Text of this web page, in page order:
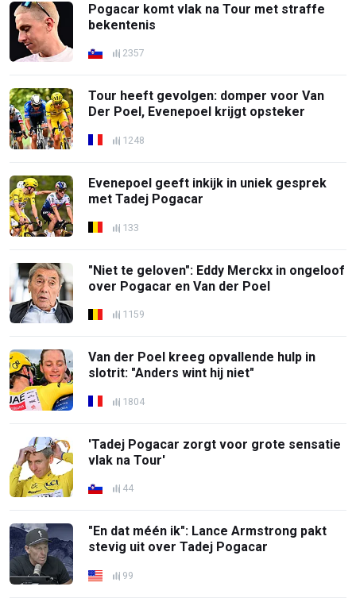
Pogacar komt vlak na Tour met straffe
bekentenis
2357
Tour heeft gevolgen: domper voor Van
Der Poel, Evenepoel krijgt opsteker
1248
Evenepoel geeft inkijk in uniek gesprek
met Tadej Pogacar
133
"Niet te geloven": Eddy Merckx in ongeloof
over Pogacar en Van der Poel
1159
Van der Poel kreeg opvallende hulp in
slotrit: "Anders wint hij niet"
1804
'Tadej Pogacar zorgt voor grote sensatie
vlak na Tour'
44
"En dat méén ik": Lance Armstrong pakt
stevig uit over Tadej Pogacar
99